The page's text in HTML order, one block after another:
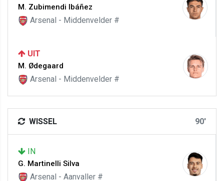
M. Zubimendi Ibáñez
Arsenal - Middenvelder #
UIT
M. Ødegaard
Arsenal - Middenvelder #
WISSEL 90'
IN
G. Martinelli Silva
Arsenal - Aanvaller #